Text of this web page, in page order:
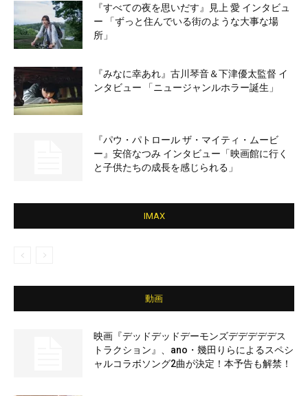
『すべての夜を思いだす』見上 愛 インタビュ
ー 「ずっと住んでいる街のような大事な場
所」
『みなに幸あれ』古川琴音＆下津優太監督 イ
ンタビュー 「ニュージャンルホラー誕生」
『パウ・パトロール ザ・マイティ・ムービ
ー』安倍なつみ インタビュー「映画館に行く
と子供たちの成長を感じられる」
IMAX
動画
映画『デッドデッドデーモンズデデデデデス
トラクション』、ano・幾田りらによるスペシ
ャルコラボソング2曲が決定！本予告も解禁！